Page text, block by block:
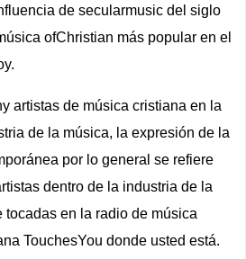
de secularmusic del siglo
ofChristian más popular en el
artistas de música cristiana en la
de la música, la expresión de la
por lo general se refiere
dentro de la industria de la
tocadas en la radio de música
TouchesYou donde usted está.